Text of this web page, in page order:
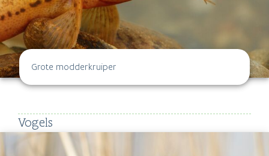
Grote modderkruiper
Vogels